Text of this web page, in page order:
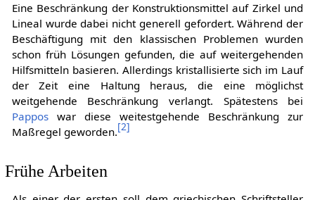
Eine Beschränkung der Konstruktionsmittel auf Zirkel und
Lineal wurde dabei nicht generell gefordert. Während der
Beschäftigung mit den klassischen Problemen wurden
schon früh Lösungen gefunden, die auf weitergehenden
Hilfsmitteln basieren. Allerdings kristallisierte sich im Lauf
der Zeit eine Haltung heraus, die eine möglichst
weitgehende Beschränkung verlangt. Spätestens bei
Papposwar diese weitestgehende Beschränkung zur
Maßregel geworden.[2]
Frühe Arbeiten